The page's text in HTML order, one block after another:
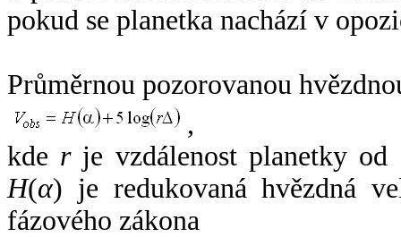
pokud se planetka nachází v
Průměrnou pozorovanou
,
kde rje vzdálenost planetky od
H(α) je redukovaná hvězdná
fázového zákona